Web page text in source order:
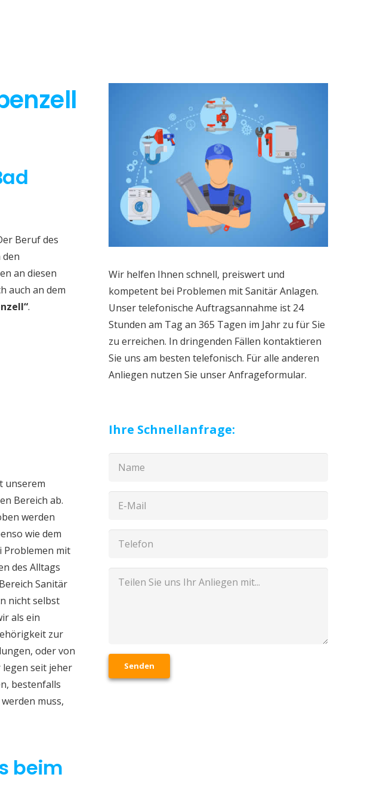
Beruf des
an diesen
auch an dem
.
unserem
Bereich ab.
werden
wie dem
Problemen mit
des Alltags
Sanitär
nicht selbst
als ein
zur
oder von
seit jeher
bestenfalls
muss,
beim
Wir helfen Ihnen schnell, preiswert und
kompetent bei Problemen mit Sanitär Anlagen.
Unser telefonische Auftragsannahme ist 24
Stunden am Tag an 365 Tagen im Jahr zu für Sie
zu erreichen. In dringenden Fällen kontaktieren
Sie uns am besten telefonisch. Für alle anderen
Anliegen nutzen Sie unser Anfrageformular.
Ihre Schnellanfrage:
Senden